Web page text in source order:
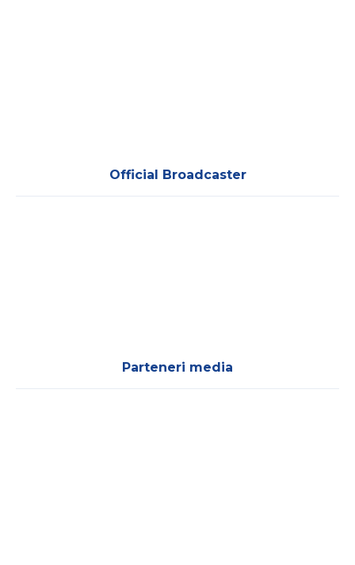
Official Broadcaster
Parteneri media